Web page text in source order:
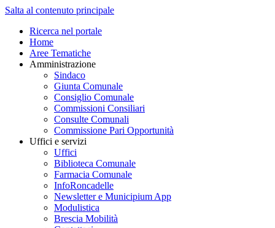
Salta al contenuto principale
Ricerca nel portale
Home
Aree Tematiche
Amministrazione
Sindaco
Giunta Comunale
Consiglio Comunale
Commissioni Consiliari
Consulte Comunali
Commissione Pari Opportunità
Uffici e servizi
Uffici
Biblioteca Comunale
Farmacia Comunale
InfoRoncadelle
Newsletter e Municipium App
Modulistica
Brescia Mobilità